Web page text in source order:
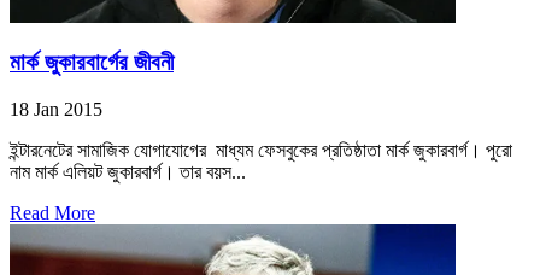
মার্ক জুকারবার্গের জীবনী
18 Jan 2015
ইন্টারনেটের সামাজিক যোগাযোগের মাধ্যম ফেসবুকের প্রতিষ্ঠাতা মার্ক জুকারবার্গ। পুরো
নাম মার্ক এলিয়ট জুকারবার্গ। তার বয়স...
Read More